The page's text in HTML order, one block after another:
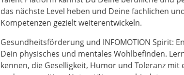
das nächste Level heben und Deine fachlichen
Kompetenzen gezielt weiterentwickeln.
Gesundheitsförderung und INFOMOTION Spirit:
Dein physisches und mentales Wohlbefinden.
kennen, die Geselligkeit, Humor und Toleranz